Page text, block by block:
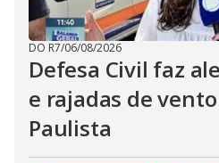
DO R7/06/08/2026
Defesa Civil faz
e rajadas de
Paulista